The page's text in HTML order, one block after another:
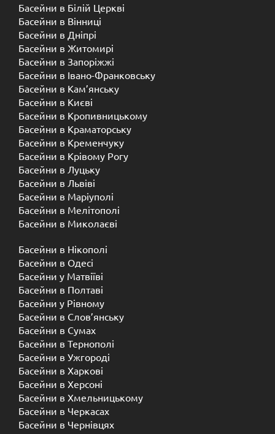
Басейни в Білій Церкві
Басейни в Вінниці
Басейни в Дніпрі
Басейни в Житомирі
Басейни в Запоріжжі
Басейни в Івано-Франковську
Басейни в Кам’янську
Басейни в Києві
Басейни в Кропивницькому
Басейни в Краматорську
Басейни в Кременчуку
Басейни в Крівому Рогу
Басейни в Луцьку
Басейни в Львіві
Басейни в Маріуполі
Басейни в Мелітополі
Басейни в Миколаєві
Басейни в Нікополі
Басейни в Одесі
Басейни у Матвіїві
Басейни в Полтаві
Басейни у ​​Рівному
Басейни в Слов’янську
Басейни в Сумах
Басейни в Тернополі
Басейни в Ужгороді
Басейни в Харкові
Басейни в Херсоні
Басейни в Хмельницькому
Басейни в Черкасах
Басейни в Чернівцях